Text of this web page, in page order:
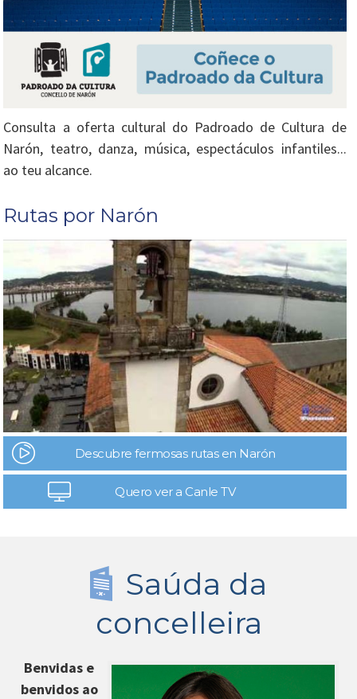
Consulta a oferta cultural do Padroado de Cultura de
Narón, teatro, danza, música, espectáculos infantiles...
ao teu alcance.
Rutas por Narón
Descubre fermosas rutas en Narón
Quero ver a Canle TV
Saúda da
concelleira
natalia_hermida_rico.jpg
Benvidas e
benvidos ao